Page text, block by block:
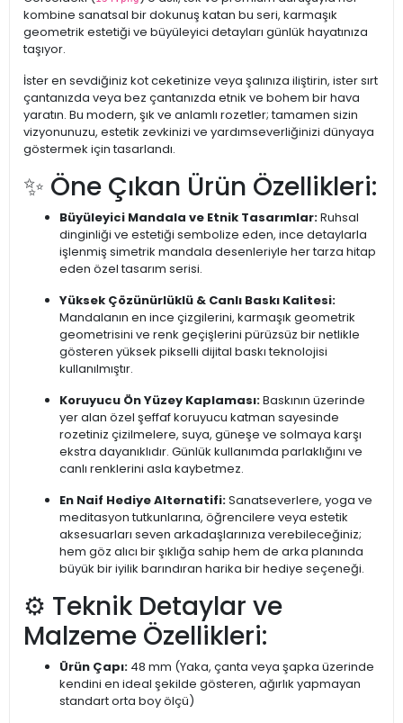
kombine sanatsal bir dokunuş katan bu seri, karmaşık
geometrik estetiği ve büyüleyici detayları günlük hayatınıza
taşıyor.
İster en sevdiğiniz kot ceketinize veya şalınıza iliştirin, ister sırt
çantanızda veya bez çantanızda etnik ve bohem bir hava
yaratın. Bu modern, şık ve anlamlı rozetler; tamamen sizin
vizyonunuzu, estetik zevkinizi ve yardımseverliğinizi dünyaya
göstermek için tasarlandı.
✨ Öne Çıkan Ürün Özellikleri:
Büyüleyici Mandala ve Etnik Tasarımlar:Ruhsal
dinginliği ve estetiği sembolize eden, ince detaylarla
işlenmiş simetrik mandala desenleriyle her tarza hitap
eden özel tasarım serisi.
Yüksek Çözünürlüklü & Canlı Baskı Kalitesi:
Mandalanın en ince çizgilerini, karmaşık geometrik
geometrisini ve renk geçişlerini pürüzsüz bir netlikle
gösteren yüksek pikselli dijital baskı teknolojisi
kullanılmıştır.
Koruyucu Ön Yüzey Kaplaması:Baskının üzerinde
yer alan özel şeffaf koruyucu katman sayesinde
rozetiniz çizilmelere, suya, güneşe ve solmaya karşı
ekstra dayanıklıdır. Günlük kullanımda parlaklığını ve
canlı renklerini asla kaybetmez.
En Naif Hediye Alternatifi:Sanatseverlere, yoga ve
meditasyon tutkunlarına, öğrencilere veya estetik
aksesuarları seven arkadaşlarınıza verebileceğiniz;
hem göz alıcı bir şıklığa sahip hem de arka planında
büyük bir iyilik barındıran harika bir hediye seçeneği.
⚙️ Teknik Detaylar ve
Malzeme Özellikleri:
Ürün Çapı: 48 mm (Yaka, çanta veya şapka üzerinde
kendini en ideal şekilde gösteren, ağırlık yapmayan
standart orta boy ölçü)